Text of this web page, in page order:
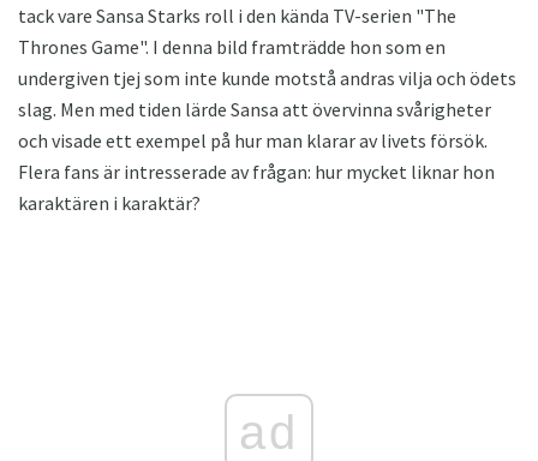
tack vare Sansa Starks roll i den kända TV-serien "The
Thrones Game". I denna bild framträdde hon som en
undergiven tjej som inte kunde motstå andras vilja och ödets
slag. Men med tiden lärde Sansa att övervinna svårigheter
och visade ett exempel på hur man klarar av livets försök.
Flera fans är intresserade av frågan: hur mycket liknar hon
karaktären i karaktär?
ad